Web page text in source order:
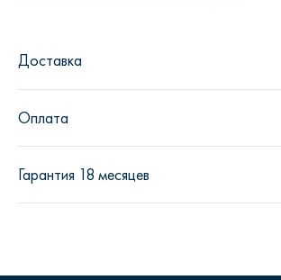
Доставка
Оплата
Гарантия 18 месяцев